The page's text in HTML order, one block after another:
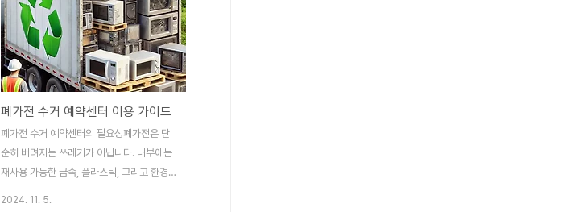
폐가전 수거 예약센터 이용 가이드
폐가전 수거 예약센터의 필요성폐가전은 단
순히 버려지는 쓰레기가 아닙니다. 내부에는
재사용 가능한 금속, 플라스틱, 그리고 환경
2024. 11. 5.